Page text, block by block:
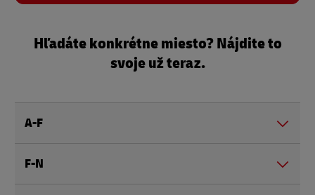
Hľadáte konkrétne miesto? Nájdite to
svoje už teraz.
A-F
F-N